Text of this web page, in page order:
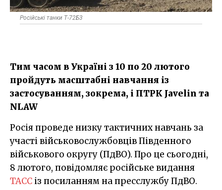
Російські танки Т-72Б3
Тим часом в Україні з 10 по 20 лютого
пройдуть масштабні навчання із
застосуванням, зокрема, і ПТРК Javelin та
NLAW
Росія проведе низку тактичних навчань за
участі військовослужбовців Південного
військового округу (ПдВО). Про це сьогодні,
8 лютого, повідомляє російське видання
ТАСС із посиланням на пресслужбу ПдВО.